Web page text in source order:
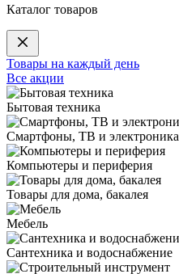
Каталог товаров
Товары на каждый день
Все акции
Бытовая техника
Смартфоны, ТВ и электроника
Компьютеры и периферия
Товары для дома, бакалея
Мебель
Сантехника и водоснабжение